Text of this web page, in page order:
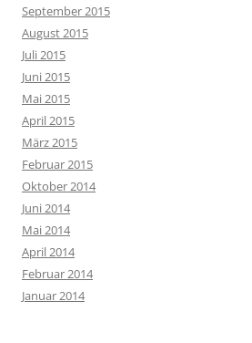
September 2015
August 2015
Juli 2015
Juni 2015
Mai 2015
April 2015
März 2015
Februar 2015
Oktober 2014
Juni 2014
Mai 2014
April 2014
Februar 2014
Januar 2014